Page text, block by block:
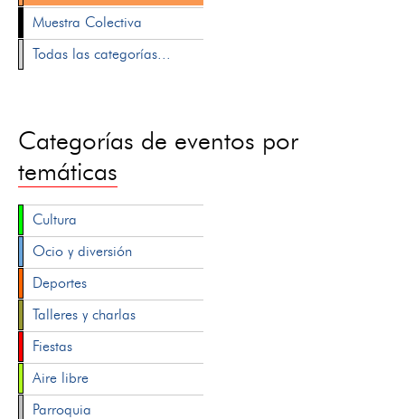
Muestra Colectiva
Todas las categorías...
Categorías de eventos por
temáticas
Cultura
Ocio y diversión
Deportes
Talleres y charlas
Fiestas
Aire libre
Parroquia